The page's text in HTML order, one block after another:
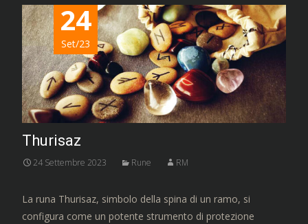
24
Set/23
Thurisaz
24 Settembre 2023 Rune RM
La runa Thurisaz, simbolo della spina di un ramo, si
configura come un potente strumento di protezione